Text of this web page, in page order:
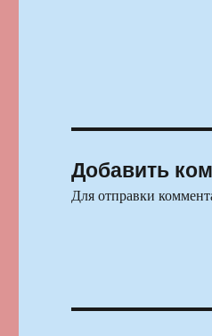
Добавить
Для отправки